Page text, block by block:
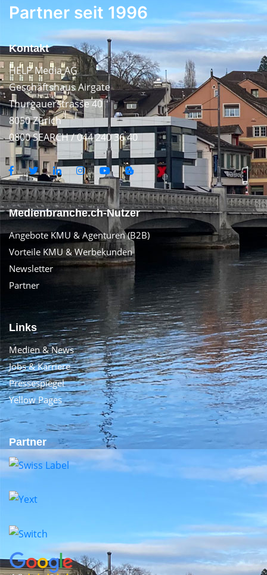
Partner seit 1996
Kontakt
HELP Media AG
Geschäftshaus Airgate
Thurgauerstrasse 40
8050 Zürich
0800 SEARCH / 044 240 36 40
Medienbranche.ch-Nutzer
Angebote KMU & Agenturen (B2B)
Vorteile KMU & Werbekunden
Newsletter
Partner
Links
Medien & News
Jobs & Karriere
Pressespiegel
Yellow Pages
Partner